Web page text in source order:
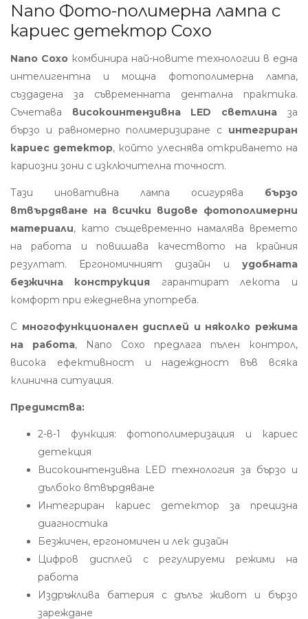
Nano Фото-полимерна лампа с
кариес детектор Coxo
Nano Coxoкомбинира най-новите технологии в една
интелигентна и мощна фотополимерна лампа,
създадена за съвременната дентална практика.
Съчетава високоинтензивна LED светлина за
бързо и равномерно полимеризиране с интегриран
кариес детектор, който улеснява откриването на
кариозни зони с изключителна точност.
Тази иновативна лампа осигурява бързо
втвърдяване на всички видове фотополимерни
материали, като същевременно намалява времето
на работа и повишава качеството на крайния
резултат. Ергономичният дизайн и удобната
безжична конструкция гарантират лекота и
комфорт при ежедневна употреба.
С многофункционален дисплей и няколко режима
на работа, Nano Coxo предлага пълен контрол,
висока ефективност и надеждност във всяка
клинична ситуация.
Предимства:
2-в-1 функция: фотополимеризация и кариес
детекция
Високоинтензивна LED технология за бързо и
дълбоко втвърдяване
Интегриран кариес детектор за прецизна
диагностика
Безжичен, ергономичен и лек дизайн
Цифров дисплей с регулируеми режими на
работа
Издръжлива батерия с дълъг живот и бързо
зареждане